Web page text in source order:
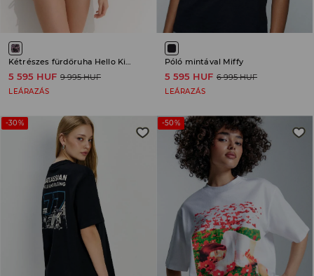
Kétrészes fürdőruha Hello Kitty
5 595 HUF 9 995 HUF
LEÁRAZÁS
Póló mintával Miffy
5 595 HUF 6 995 HUF
LEÁRAZÁS
-30% -50%